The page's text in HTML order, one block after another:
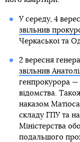
У середу, 4
звільнив
Черкаської та
2 вересня
звільнив
генпрокурора —
відомства.
наказом
складу ГПУ та
Міністерства
подальшого